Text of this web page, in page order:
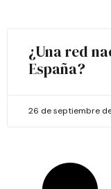
¿Una red
España?
26 de septiembre